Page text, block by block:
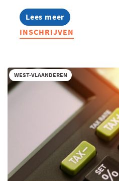
Lees meer
about
Voka
One:
solo-
ondernemer
INSCHRIJVEN
WEST-VLAANDEREN